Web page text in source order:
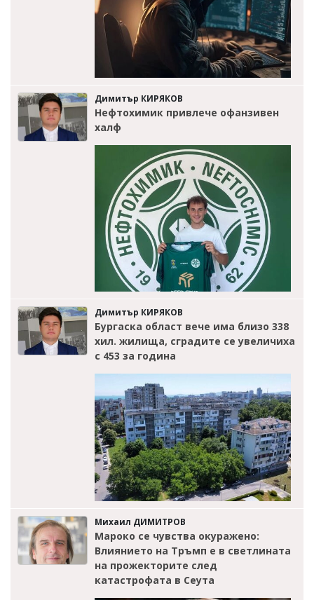
Димитър КИРЯКОВ
Нефтохимик привлече офанзивен
халф
Димитър КИРЯКОВ
Бургаска област вече има близо 338
хил. жилища, сградите се увеличиха
с 453 за година
Михаил ДИМИТРОВ
Мароко се чувства окуражено:
Влиянието на Тръмп е в светлината
на прожекторите след
катастрофата в Сеута